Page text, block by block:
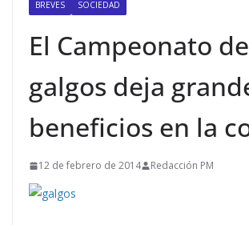
BREVES SOCIEDAD
El Campeonato de
galgos deja
beneficios en la
12 de febrero de 2014 Redacción PM